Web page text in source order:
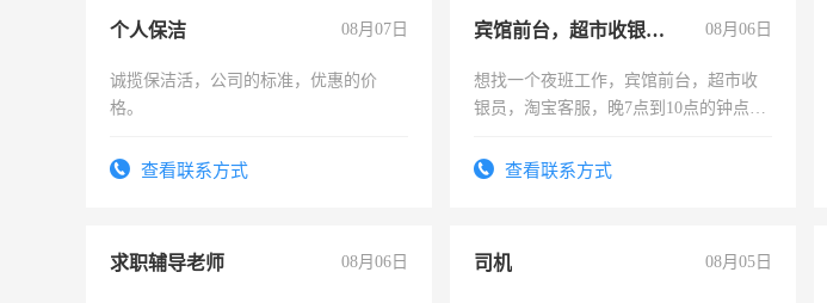
个人保洁 08月07日
诚揽保洁活，公司的标准，优惠的价
格。
查看联系方式
宾馆前台，超市收银员，淘宝客服 08月06日
想找一个夜班工作，宾馆前台，超市收
银员，淘宝客服，晚7点到10点的钟点
号同微信查看联系方式
求职辅导老师 08月06日 司机 08月05日